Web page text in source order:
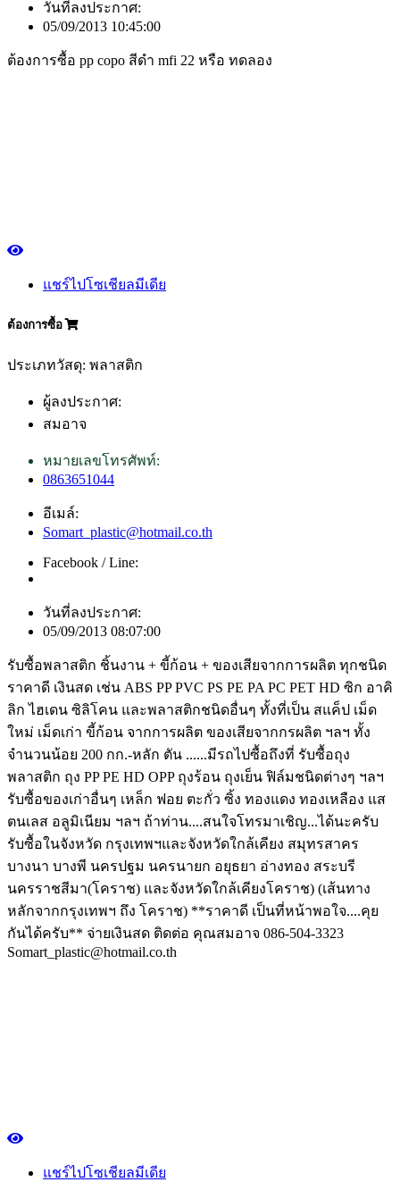
วันที่ลงประกาศ:
05/09/2013 10:45:00
ต้องการซื้อ pp copo สีดำ mfi 22 หรือ ทดลอง
แชร์ไปโซเชียลมีเดีย
ต้องการซื้อ
ประเภทวัสดุ: พลาสติก
ผู้ลงประกาศ:
สมอาจ
หมายเลขโทรศัพท์:
0863651044
อีเมล์:
Somart_plastic@hotmail.co.th
Facebook / Line:
วันที่ลงประกาศ:
05/09/2013 08:07:00
รับซื้อพลาสติก ชิ้นงาน + ขี้ก้อน + ของเสียจากการผลิต ทุกชนิด
ราคาดี เงินสด เช่น ABS PP PVC PS PE PA PC PET HD ซิก อาคิ
ลิก ไฮเดน ซิลิโคน และพลาสติกชนิดอื่นๆ ทั้งที่เป็น สแค็ป เม็ด
ใหม่ เม็ดเก่า ขี้ก้อน จากการผลิต ของเสียจากกรผลิต ฯลฯ ทั้ง
จำนวนน้อย 200 กก.-หลัก ตัน ......มีรถไปซื้อถึงที่ รับซื้อถุง
พลาสติก ถุง PP PE HD OPP ถุงร้อน ถุงเย็น ฟิล์มชนิดต่างๆ ฯลฯ
รับซื้อของเก่าอื่นๆ เหล็ก ฟอย ตะกั่ว ซิ้ง ทองแดง ทองเหลือง แส
ตนเลส อลูมิเนียม ฯลฯ ถ้าท่าน....สนใจโทรมาเชิญ...ได้นะครับ
รับซื้อในจังหวัด กรุงเทพฯและจังหวัดใกล้เคียง สมุทรสาคร
บางนา บางพี นครปฐม นครนายก อยุธยา อ่างทอง สระบรี
นครราชสีมา(โคราช) และจังหวัดใกล้เคียงโคราช) (เส้นทาง
หลักจากกรุงเทพฯ ถึง โคราช) **ราคาดี เป็นที่หน้าพอใจ....คุย
กันได้ครับ** จ่ายเงินสด ติดต่อ คุณสมอาจ 086-504-3323
Somart_plastic@hotmail.co.th
แชร์ไปโซเชียลมีเดีย